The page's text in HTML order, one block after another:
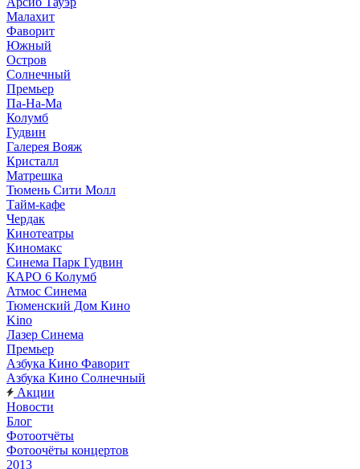
Малахит
Фаворит
Южный
Остров
Солнечный
Премьер
Па-На-Ма
Колумб
Гудвин
Галерея Вояж
Кристалл
Матрешка
Тюмень Сити Молл
Тайм-кафе
Чердак
Кинотеатры
Киномакс
Синема Парк Гудвин
КАРО 6 Колумб
Атмос Синема
Тюменский Дом Кино
Kino
Лазер Синема
Премьер
Азбука Кино Фаворит
Азбука Кино Солнечный
Акции
Новости
Блог
Фотоотчёты
Фотоочёты концертов
2013